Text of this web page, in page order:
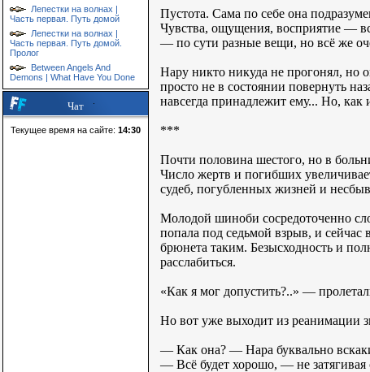
Лепестки на волнах |
Часть первая. Путь домой
Лепестки на волнах |
Часть первая. Путь домой.
Пролог
Between Angels And
Demons | What Have You Done
Чат
Текущее время на сайте: 14:30
Пустота. Сама по себе она
Чувства, ощущения, восприятие —
— по сути разные вещи, но всё же
Нару никто никуда не прогонял, но
просто не в состоянии повернуть
навсегда принадлежит ему... Но,
***
Почти половина шестого, но в
Число жертв и погибших
судеб, погубленных жизней и
Молодой шиноби сосредоточенно
попала под седьмой взрыв, и
брюнета таким. Безысходность и
расслабиться.
«Как я мог допустить?..» —
Но вот уже выходит из реанимации
— Как она? — Нара буквально
— Всё будет хорошо, — не затягивая